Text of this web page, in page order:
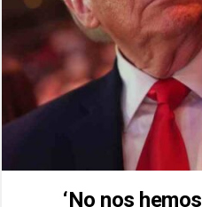
‘No nos hemos